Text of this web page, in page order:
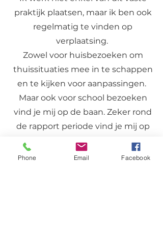
praktijk plaatsen, maar ik ben ook
regelmatig te vinden op
verplaatsing.
Zowel voor huisbezoeken om
thuissituaties mee in te schappen
en te kijken voor aanpassingen.
Maar ook voor school bezoeken
vind je mij op de baan. Zeker rond
de rapport periode vind je mij op
verschillende scholen.
Phone Email Facebook